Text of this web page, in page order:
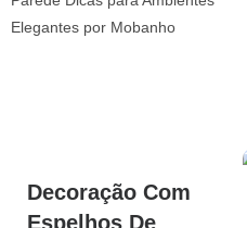
Decoração Com
Espelhos De